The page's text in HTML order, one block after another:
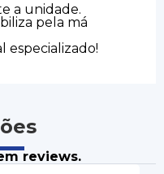
a unidade.
pela má
especializado!
reviews.